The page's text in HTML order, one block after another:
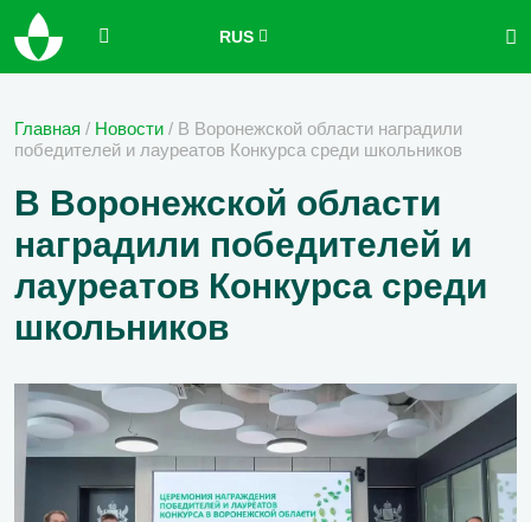
RUS
Главная / Новости / В Воронежской области наградили
победителей и лауреатов Конкурса среди школьников
В Воронежской области
наградили победителей и
лауреатов Конкурса среди
школьников